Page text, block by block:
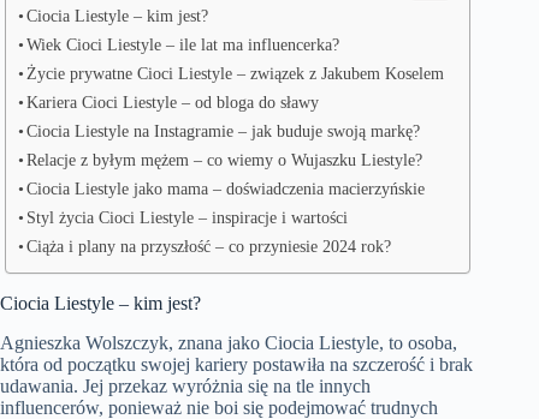
Ciocia Liestyle – kim jest?
Wiek Cioci Liestyle – ile lat ma influencerka?
Życie prywatne Cioci Liestyle – związek z Jakubem Koselem
Kariera Cioci Liestyle – od bloga do sławy
Ciocia Liestyle na Instagramie – jak buduje swoją markę?
Relacje z byłym mężem – co wiemy o Wujaszku Liestyle?
Ciocia Liestyle jako mama – doświadczenia macierzyńskie
Styl życia Cioci Liestyle – inspiracje i wartości
Ciąża i plany na przyszłość – co przyniesie 2024 rok?
Ciocia Liestyle – kim jest?
Agnieszka Wolszczyk, znana jako Ciocia Liestyle, to osoba,
która od początku swojej kariery postawiła na szczerość i brak
udawania. Jej przekaz wyróżnia się na tle innych
influencerów, ponieważ nie boi się podejmować trudnych